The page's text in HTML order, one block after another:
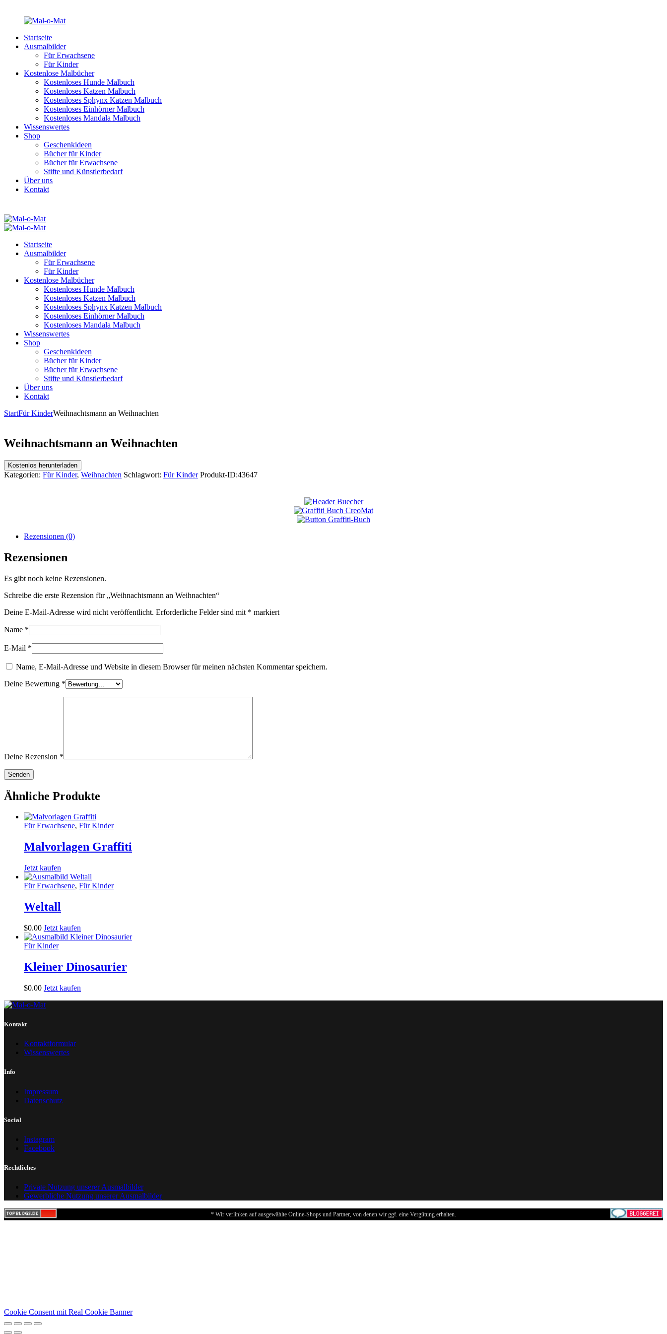
Startseite
Ausmalbilder
Für Erwachsene
Für Kinder
Kostenlose Malbücher
Kostenloses Hunde Malbuch
Kostenloses Katzen Malbuch
Kostenloses Sphynx Katzen Malbuch
Kostenloses Einhörner Malbuch
Kostenloses Mandala Malbuch
Wissenswertes
Shop
Geschenkideen
Bücher für Kinder
Bücher für Erwachsene
Stifte und Künstlerbedarf
Über uns
Kontakt
Startseite
Ausmalbilder
Für Erwachsene
Für Kinder
Kostenlose Malbücher
Kostenloses Hunde Malbuch
Kostenloses Katzen Malbuch
Kostenloses Sphynx Katzen Malbuch
Kostenloses Einhörner Malbuch
Kostenloses Mandala Malbuch
Wissenswertes
Shop
Geschenkideen
Bücher für Kinder
Bücher für Erwachsene
Stifte und Künstlerbedarf
Über uns
Kontakt
StartFür KinderWeihnachtsmann an Weihnachten
Weihnachtsmann an Weihnachten
Kostenlos herunterladen
Kategorien: Für Kinder, Weihnachten Schlagwort: Für Kinder Produkt-ID:43647
Rezensionen (0)
Rezensionen
Es gibt noch keine Rezensionen.
Schreibe die erste Rezension für „Weihnachtsmann an Weihnachten“
Deine E-Mail-Adresse wird nicht veröffentlicht. Erforderliche Felder sind mit * markiert
Name *
E-Mail *
Name, E-Mail-Adresse und Website in diesem Browser für meinen nächsten Kommentar speichern.
Deine Bewertung *
Deine Rezension *
Ähnliche Produkte
Für Erwachsene, Für Kinder
Malvorlagen Graffiti
Jetzt kaufen
Für Erwachsene, Für Kinder
Weltall
$0.00 Jetzt kaufen
Für Kinder
Kleiner Dinosaurier
$0.00 Jetzt kaufen
Kontakt
Kontaktformular
Wissenswertes
Info
Impressum
Datenschutz
Social
Instagram
Facebook
Rechtliches
Private Nutzung unserer Ausmalbilder
Gewerbliche Nutzung unserer Ausmalbilder
* Wir verlinken auf ausgewählte Online-Shops und Partner, von denen wir ggf. eine Vergütung erhalten.
Cookie Consent mit Real Cookie Banner